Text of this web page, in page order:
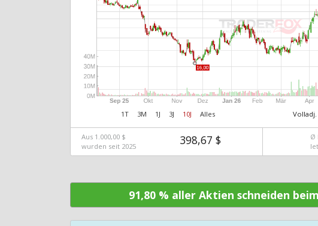
1T 3M 1J 3J 10J Alles Volladj.
Aus 1.000,00 $
wurden seit 2025
398,67 $
Ø
91,80 % aller Aktien schneiden